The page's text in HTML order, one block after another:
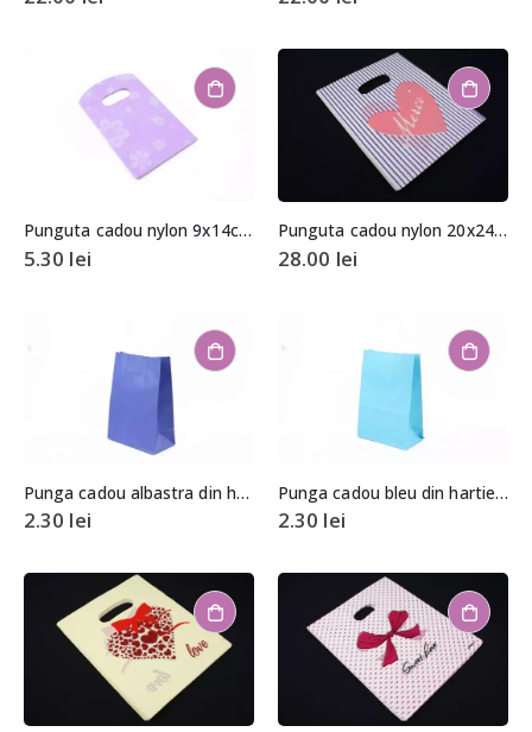
Punguta cadou nylon 9x14cm (aprox. 50 buc. +/- 2 buc.)
5.30 lei
Punguta cadou nylon 20x24cm (aprox. 100 buc. +/- 2 buc.)
28.00 lei
Punga cadou albastra din hartie 21x15x8cm
2.30 lei
Punga cadou bleu din hartie 21x15x8cm
2.30 lei